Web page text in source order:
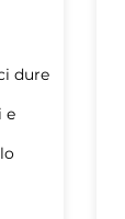
dure
e